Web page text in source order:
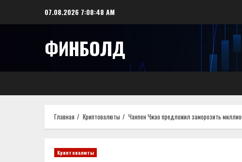
07.08.2026 7:08:49 AM
ФИНБОЛД
Главная Криптовалюты Чанпен Чжао предложил заморозить
Криптовалюты